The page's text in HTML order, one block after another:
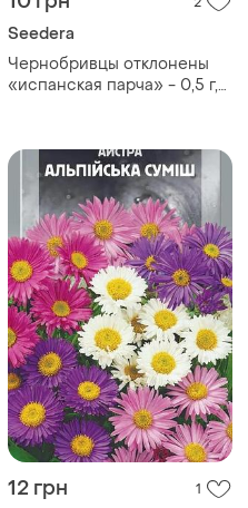
Seedera
Чернобривцы отклонены
«испанская парча» - 0,5 г,
12 грн 1